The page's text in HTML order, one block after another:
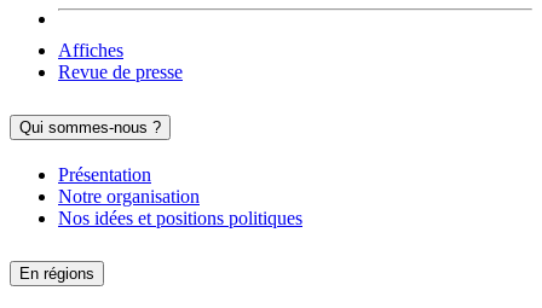
Affiches
Revue de presse
Qui sommes-nous ?
Présentation
Notre organisation
Nos idées et positions politiques
En régions